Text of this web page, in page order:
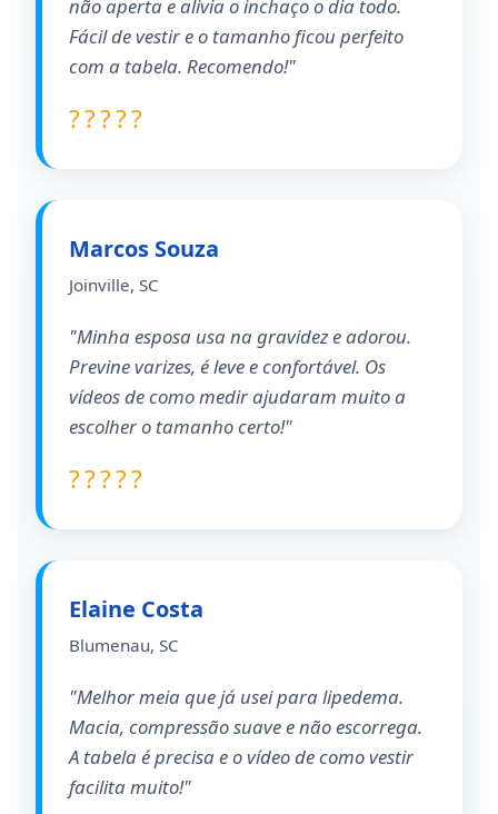
não aperta e alivia o inchaço o dia todo.
Fácil de vestir e o tamanho ficou perfeito
com a tabela. Recomendo!"
?????
Marcos Souza
Joinville, SC
"Minha esposa usa na gravidez e adorou.
Previne varizes, é leve e confortável. Os
vídeos de como medir ajudaram muito a
escolher o tamanho certo!"
?????
Elaine Costa
Blumenau, SC
"Melhor meia que já usei para lipedema.
Macia, compressão suave e não escorrega.
A tabela é precisa e o vídeo de como vestir
facilita muito!"